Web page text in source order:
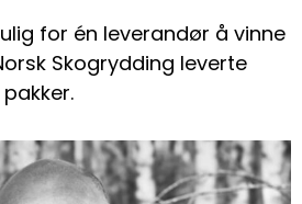
for én leverandør å vinne
Skogrydding leverte